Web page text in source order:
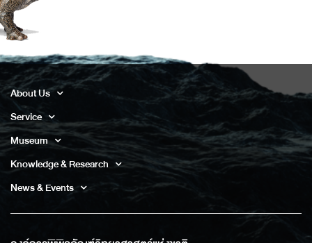
About Us
Service
Museum
Knowledge & Research
News & Events